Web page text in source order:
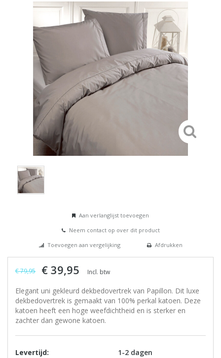
Aan verlanglijst toevoegen
Neem contact op over dit product
Toevoegen aan vergelijking
Afdrukken
€ 79,95 € 39,95 Incl. btw
Elegant uni gekleurd dekbedovertrek van Papillon. Dit luxe
dekbedovertrek is gemaakt van 100% perkal katoen. Deze
katoen heeft een hoge weefdichtheid en is sterker en
zachter dan gewone katoen.
Levertijd: 1-2 dagen